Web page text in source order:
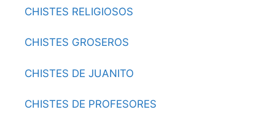
CHISTES RELIGIOSOS
CHISTES GROSEROS
CHISTES DE JUANITO
CHISTES DE PROFESORES